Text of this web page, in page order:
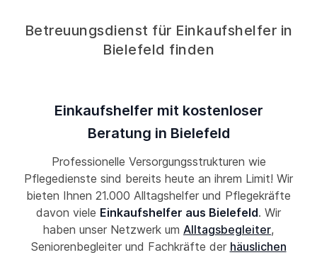
Betreuungsdienst für Einkaufshelfer in
Bielefeld finden
Einkaufshelfer mit kostenloser
Beratung in Bielefeld
Professionelle Versorgungsstrukturen wie
Pflegedienste sind bereits heute an ihrem Limit! Wir
bieten Ihnen 21.000 Alltagshelfer und Pflegekräfte
davon viele Einkaufshelfer aus Bielefeld. Wir
haben unser Netzwerk um Alltagsbegleiter,
Seniorenbegleiter und Fachkräfte der häuslichen